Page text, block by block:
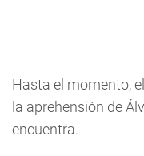
Hasta el momento,
la aprehensión de
encuentra.